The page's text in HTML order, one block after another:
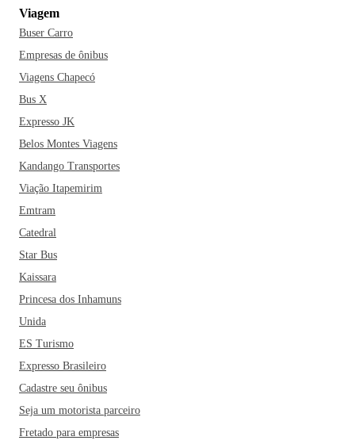
Viagem
Buser Carro
Empresas de ônibus
Viagens Chapecó
Bus X
Expresso JK
Belos Montes Viagens
Kandango Transportes
Viação Itapemirim
Emtram
Catedral
Star Bus
Kaissara
Princesa dos Inhamuns
Unida
ES Turismo
Expresso Brasileiro
Cadastre seu ônibus
Seja um motorista parceiro
Fretado para empresas